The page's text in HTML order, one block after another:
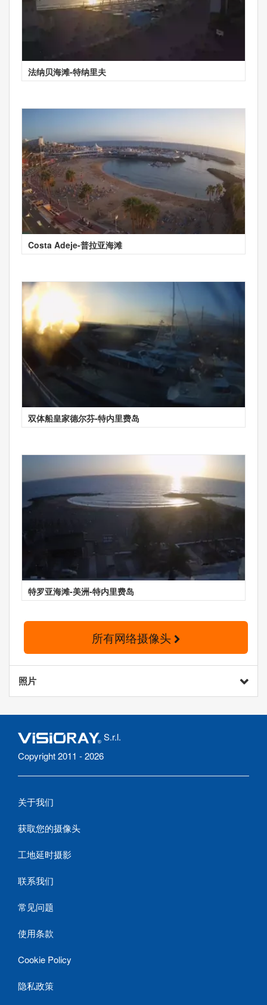
法纳贝海滩-特纳里夫
Costa Adeje-普拉亚海滩
双体船皇家德尔芬-特内里费岛
特罗亚海滩-美洲-特内里费岛
所有网络摄像头
照片
S.r.l.
Copyright 2011 - 2026
关于我们
获取您的摄像头
工地延时摄影
联系我们
常见问题
使用条款
Cookie Policy
隐私政策